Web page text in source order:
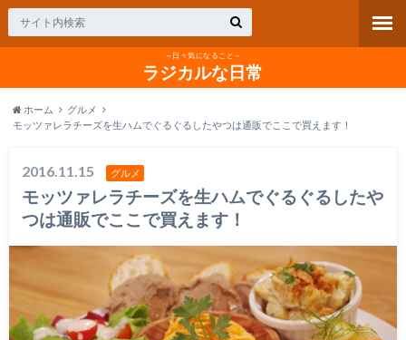
～日々気になること～
ラジカルな日常
ホーム
グルメ
モッツァレラチーズを生ハムでぐるぐるしたやつは通販でここで買えます！
2016.11.15 グルメ
モッツァレラチーズを生ハムでぐるぐるしたや
つは通販でここで買えます！